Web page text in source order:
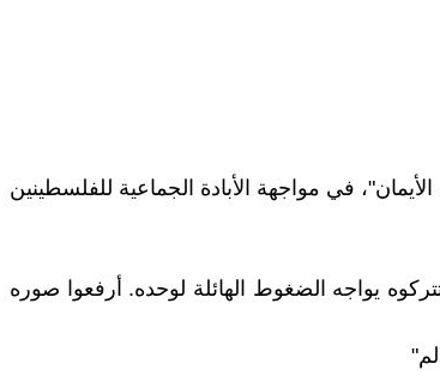
في مواجهة الأبادة الجماعية للفلسطينين
يواجه الضغوط الهائلة لوحده. أرفعوا صوره